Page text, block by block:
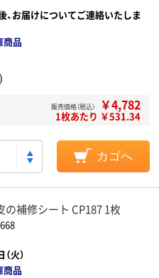
、お届けについてご連絡いたしま
商品
販売価格（税込） ￥4,782
1枚あたり ￥531.34
カゴへ
の補修シート CP187 1枚
火）
商品